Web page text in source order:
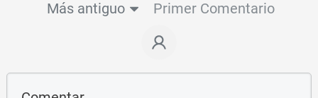
Más antiguo Primer Comentario